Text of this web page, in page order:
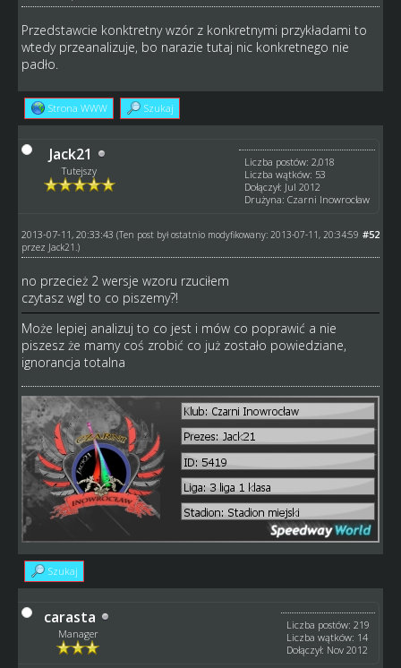
Przedstawcie konktretny wzór z konkretnymi przykładami to
wtedy przeanalizuje, bo narazie tutaj nic konkretnego nie
padło.
Strona WWW Szukaj
Jack21
Tutejszy
Liczba postów: 2,018
Liczba wątków: 53
Dołączył: Jul 2012
Drużyna: Czarni Inowrocław
#52
2013-07-11, 20:33:43 (Ten post był ostatnio modyfikowany: 2013-07-11, 20:34:59
przez Jack21 .)
no przecież 2 wersje wzoru rzuciłem
czytasz wgl to co piszemy?!
Może lepiej analizuj to co jest i mów co poprawić a nie
piszesz że mamy coś zrobić co już zostało powiedziane,
ignorancja totalna
Szukaj
carasta
Manager
Liczba postów: 219
Liczba wątków: 14
Dołączył: Nov 2012